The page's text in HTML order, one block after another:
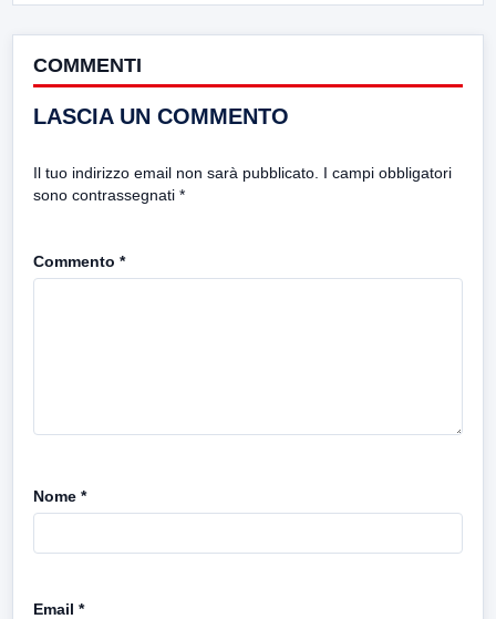
COMMENTI
LASCIA UN COMMENTO
Il tuo indirizzo email non sarà pubblicato. I campi obbligatori
sono contrassegnati *
Commento *
Nome *
Email *